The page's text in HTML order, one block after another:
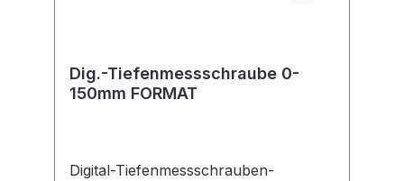
Dig.-Tiefenmessschraube 0-
150mm FORMAT
Digital-Tiefenmessschrauben-